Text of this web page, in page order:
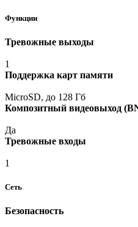
Функции
Тревожные выходы
1
Поддержка карт памяти
MicroSD, до 128 Гб
Композитный видеовыход
Да
Тревожные входы
1
Сеть
Безопасность